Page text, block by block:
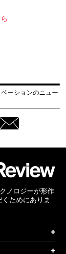
ーションのニュー
ノロジーが形作
ためにありま
+
+